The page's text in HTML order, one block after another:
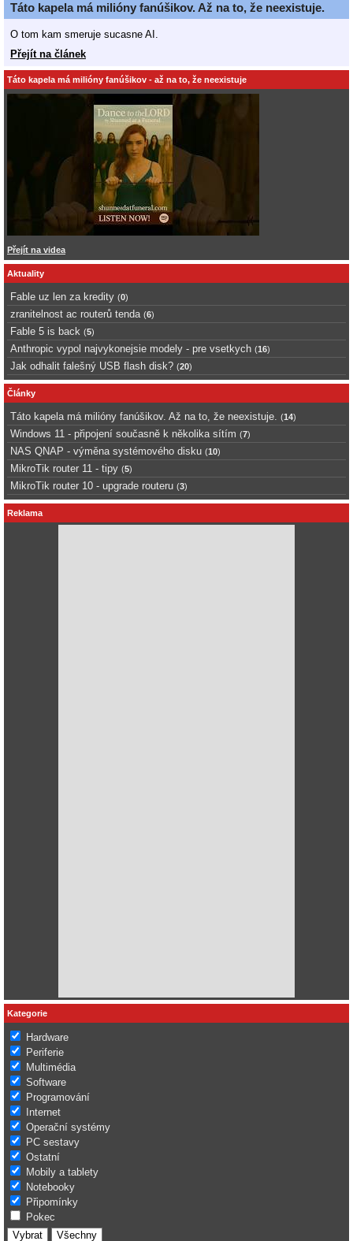
Táto kapela má milióny fanúšikov. Až na to, že neexistuje.
O tom kam smeruje sucasne AI.
Přejít na článek
Táto kapela má milióny fanúšikov - až na to, že neexistuje
Přejít na videa
Aktuality
Fable uz len za kredity (0)
zranitelnost ac routerů tenda (6)
Fable 5 is back (5)
Anthropic vypol najvykonejsie modely - pre vsetkych (16)
Jak odhalit falešný USB flash disk? (20)
Články
Táto kapela má milióny fanúšikov. Až na to, že neexistuje. (14)
Windows 11 - připojení současně k několika sítím (7)
NAS QNAP - výměna systémového disku (10)
MikroTik router 11 - tipy (5)
MikroTik router 10 - upgrade routeru (3)
Reklama
Kategorie
Hardware
Periferie
Multimédia
Software
Programování
Internet
Operační systémy
PC sestavy
Ostatní
Mobily a tablety
Notebooky
Připomínky
Pokec